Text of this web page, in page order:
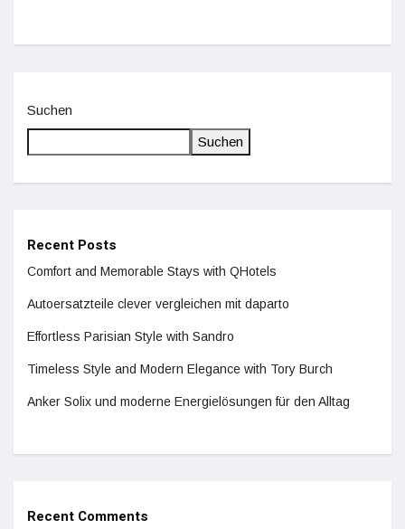
Suchen
Suchen
Recent Posts
Comfort and Memorable Stays with QHotels
Autoersatzteile clever vergleichen mit daparto
Effortless Parisian Style with Sandro
Timeless Style and Modern Elegance with Tory Burch
Anker Solix und moderne Energielösungen für den Alltag
Recent Comments